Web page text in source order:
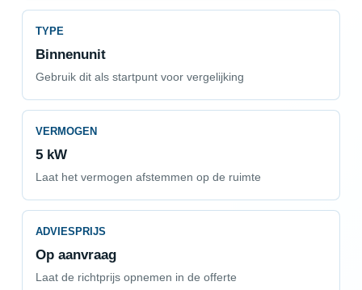
TYPE
Binnenunit
Gebruik dit als startpunt voor vergelijking
VERMOGEN
5 kW
Laat het vermogen afstemmen op de ruimte
ADVIESPRIJS
Op aanvraag
Laat de richtprijs opnemen in de offerte